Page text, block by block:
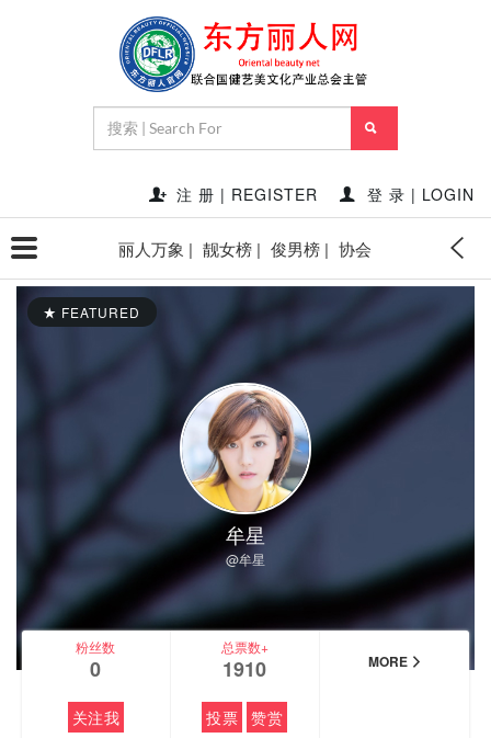
注 册 | REGISTER 登 录 | LOGIN
丽人万象 | 靓女榜 | 俊男榜 | 协会
FEATURED
牟星
@牟星
粉丝数
0
关注我
总票数+
1910
投票 赞赏
MORE